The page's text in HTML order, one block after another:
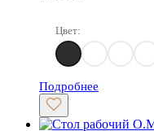
Цвет:
Денвер Светлый
Подробнее